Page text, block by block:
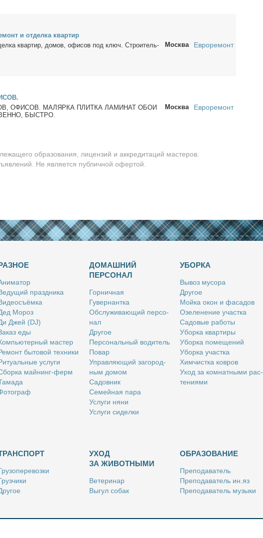
и от­дел­ка квар­тир
квар­тир, до­мов, офи­сов под ключ. Стро­и­тель­
Москва Евроремонт
ОФИСОВ. МАЛЯРКА ПЛИТКА ЛАМИНАТ ОБОИ
БЫСТРО.
Москва Евроремонт
образования, лицензий и аккредитаций мастеров.
Не является публичной офертой.
празд­ни­ка
Мо­роз
Джей (DJ)
еды
ма­стер
бы­то­вой тех­ни­ки
услу­ги
май­нинг-ферм
ДОМАШНИЙ
ПЕРСОНАЛ
Гор­нич­ная
Гу­вер­нант­ка
Об­слу­жи­ва­ю­щий пер­со­
нал
Дру­гое
Пер­со­наль­ный во­ди­тель
По­вар
Управ­ля­ю­щий за­го­род­
ным до­мом
Са­дов­ник
Се­мей­ная па­ра
Услу­ги ня­ни
Услу­ги си­дел­ки
УБОРКА
Вы­воз му­со­ра
Дру­гое
Мой­ка окон и фа­са­дов
Озе­ле­не­ние участ­ка
Са­до­вые ра­бо­ты
Убор­ка квар­ти­ры
Убор­ка по­ме­ще­ний
Убор­ка участ­ка
Хим­чист­ка ков­ров
Уход за ком­нат­ны­ми рас­
те­ни­я­ми
УХОД
ЗА ЖИВОТНЫМИ
Ве­те­ри­нар
Вы­гул со­бак
Стриж­ка жи­вот­ных
ОБРАЗОВАНИЕ
Пре­по­да­ва­тель
Пре­по­да­ва­тель ин.яз
Пре­по­да­ва­тель му­зы­ки